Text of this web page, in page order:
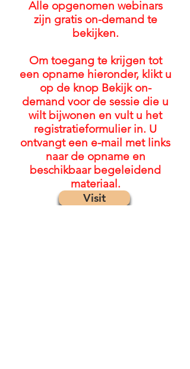
Alle opgenomen webinars
zijn gratis on-demand te
bekijken.
Om toegang te krijgen tot
een opname hieronder, klikt u
op de knop Bekijk on-
demand voor de sessie die u
wilt bijwonen en vult u het
registratieformulier in. U
ontvangt een e-mail met links
naar de opname en
beschikbaar begeleidend
materiaal.
Visit